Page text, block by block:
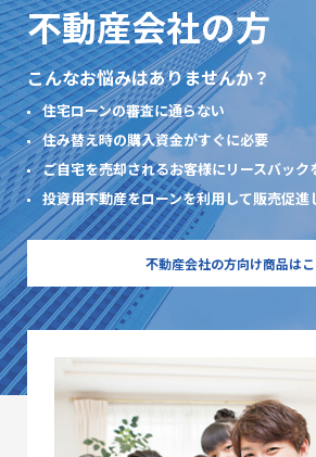
不動産会社の方
こんなお悩みはありませんか？
住宅ローンの審査に通らない
住み替え時の購入資金がすぐに必要
ご自宅を売却されるお客様にリースバック
投資用不動産をローンを利用して販売促進
不動産会社の方向け商品は